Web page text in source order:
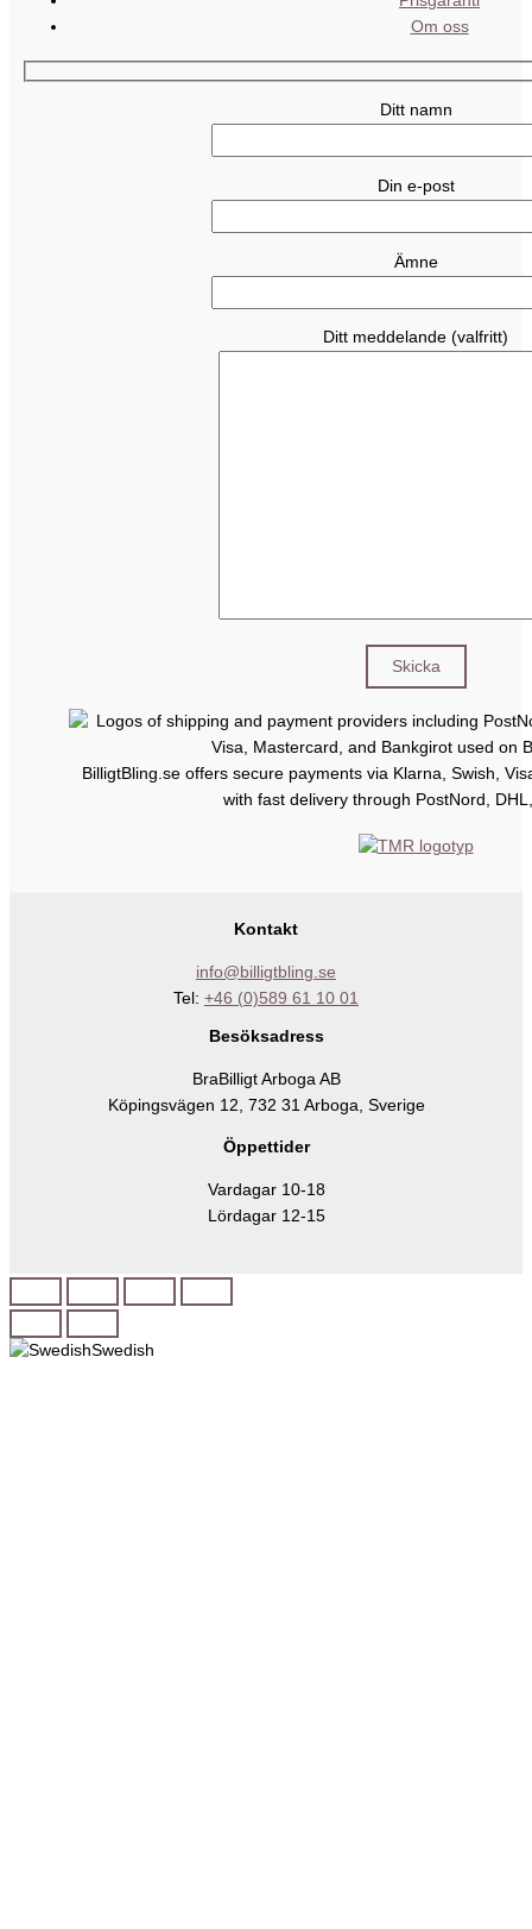
Om oss
Ditt namn
Din e-post
Ämne
Ditt meddelande (valfritt)
BilligtBling.se offers secure payments via Klarna, Swish,
with fast delivery through PostNord,
Kontakt
info@billigtbling.se
Tel: +46 (0)589 61 10 01
Besöksadress
BraBilligt Arboga AB
Köpingsvägen 12, 732 31 Arboga, Sverige
Öppettider
Vardagar 10-18
Lördagar 12-15
Swedish